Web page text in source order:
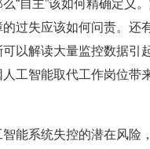
“自主”该如何精确定义。
过失应该如何问责。还
以解读大量监控数据引
工智能取代工作岗位带
能系统失控的潜在风险